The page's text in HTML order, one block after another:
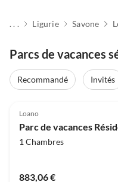
. . . Ligurie Savone
Parcs de vacances
Recommandé Invités
Loano
1 Chambres
883,06 €